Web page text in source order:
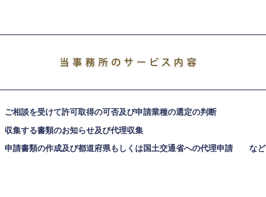
ご相談を受けて許可取得の可否及び申請業種の選定の判断
収集する書類のお知らせ及び代理収集
申請書類の作成及び都道府県もしくは国土交通省への代理申請 など